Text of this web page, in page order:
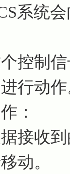
系统
控制
行动
：
接收
动。